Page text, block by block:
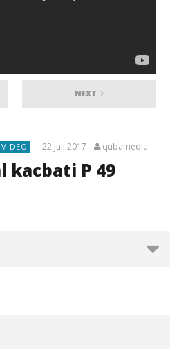
NEXT
VIDEO 22 juli 2017 qubamedia
kacbati P 49